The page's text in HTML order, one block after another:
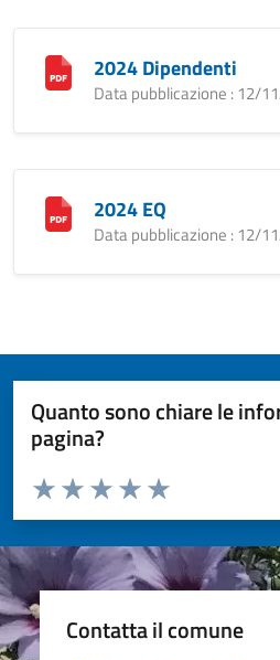
2024 Dipendenti
Data pubblicazione : 12/
2024 EQ
Data pubblicazione : 12/
Quanto sono chiare le
pagina?
Valuta da 1 a 5 stelle la pagina
Valuta 5 stelle su
Valuta 4 stelle su 5
Valuta 3 stelle su 5
Valuta 2 stelle su 5
Valuta 1 stelle su 5
Contatta il comune